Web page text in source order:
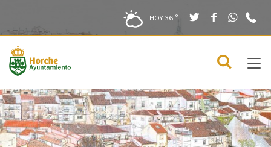
HOY36 ° TwitterFacebook
menú